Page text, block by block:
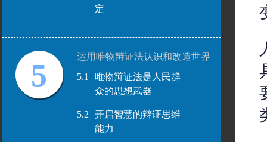
定
5
运用唯物辩证法认识和改造世界
5.1
唯物辩证法是人民群
众的思想武器
5.2
开启智慧的辩证思维
能力